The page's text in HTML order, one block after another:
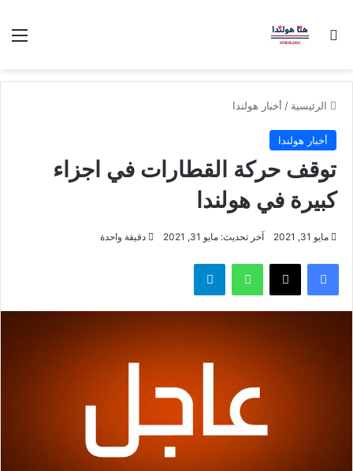
بحث عن
الرئيسية / أخبار هولندا
أخبار هولندا
توقف حركة القطارات في اجزاء
كبيرة في هولندا
مايو 31, 2021 آخر تحديث: مايو 31, 2021 دقيقة واحدة
فيسبوك ‫X واتساب تيلقرام